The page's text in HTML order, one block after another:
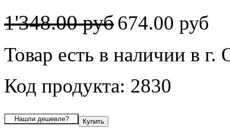
1'348.00 руб674.00 руб
Товар есть в наличии в г.
Код продукта: 2830